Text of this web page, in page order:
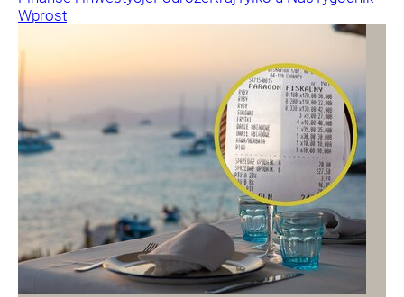
Wprost